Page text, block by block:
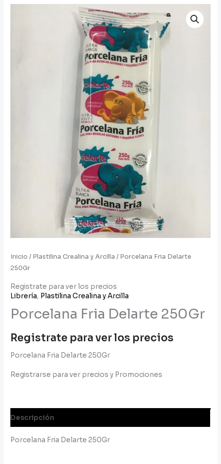
Inicio / Plastilina Crealina y Arcilla / Porcelana Fria Delarte
250Gr
Registrate para ver los precios
Librería, Plastilina Crealina y Arcilla
Porcelana Fria Delarte 250Gr
Registrate para ver los precios
Porcelana Fria Delarte 250Gr
Registrarse para ver precios y Promociones
Descripción
Porcelana Fria Delarte 250Gr